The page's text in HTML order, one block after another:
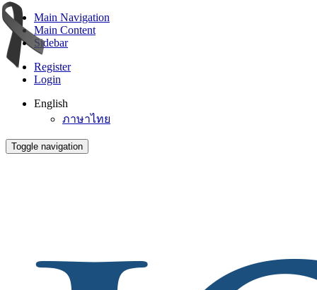
Main Navigation
Main Content
Sidebar
Register
Login
English
ภาษาไทย
Toggle navigation